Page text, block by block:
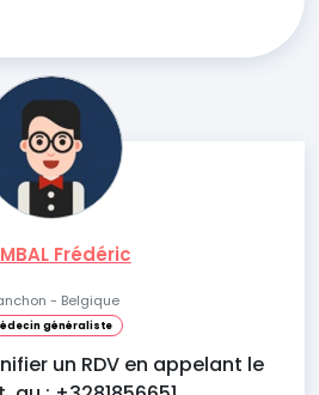
Frédéric
- Belgique
généraliste
un RDV en appelant le